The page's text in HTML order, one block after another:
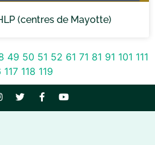
(centres de Mayotte)
49 50 51 52 61 71 81 91 101 111
117 118 119